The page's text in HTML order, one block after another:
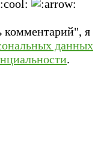
комментарий", я
данных
.